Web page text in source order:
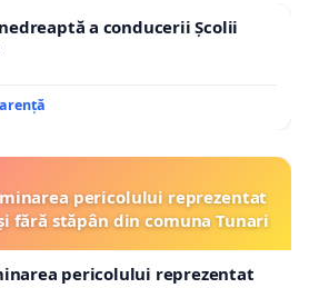
a conducerii Școlii
pericolului reprezentat
fără stăpân din comuna Tunari
pericolului reprezentat